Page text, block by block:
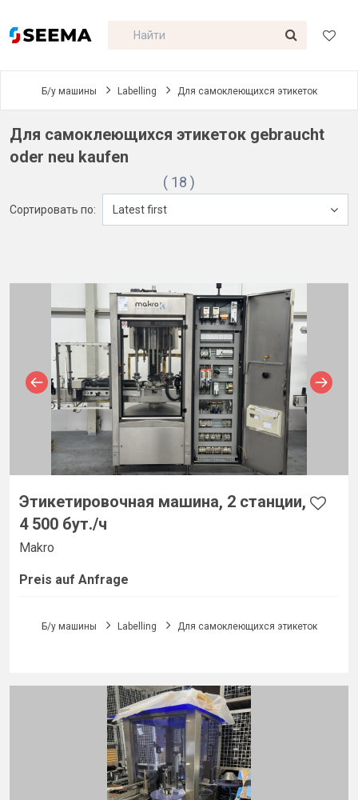
Б/у машины Labelling Для самоклеющихся этикеток
Для самоклеющихся этикеток gebraucht
oder neu kaufen
( 18 )
Сортировать по: Latest first
Этикетировочная машина, 2 станции,
4 500 бут./ч
Makro
Preis auf Anfrage
Б/у машины Labelling Для самоклеющихся этикеток